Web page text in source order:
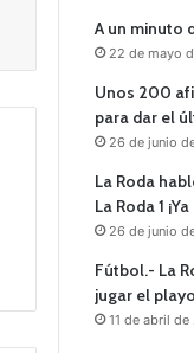
A un minuto
22 de mayo
Unos 200
para dar el
26 de junio
La Roda
La Roda 1
26 de junio
Fútbol.- La
jugar el
11 de abril de